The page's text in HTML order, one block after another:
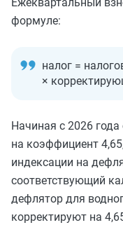
формуле:
налог =
×
Начиная с 2026
на коэффициент
индексации на
соответствующий
дефлятор для
корректируют на